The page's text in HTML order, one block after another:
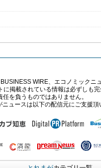
WIRE、エコノミック
掲載されている情報は必ずしも
を負うものではありません。
ニュースは以下の配信元にご支援頂